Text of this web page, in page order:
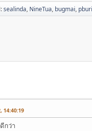
sealinda, NineTua, bugmai,
14:40:19
กว่า